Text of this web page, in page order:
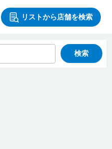
リストから店舗を検索
検索